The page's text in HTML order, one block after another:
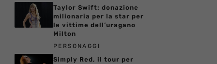
Taylor Swift: donazione
milionaria per la star per
le vittime dell’uragano
Milton
PERSONAGGI
Simply Red, il tour per